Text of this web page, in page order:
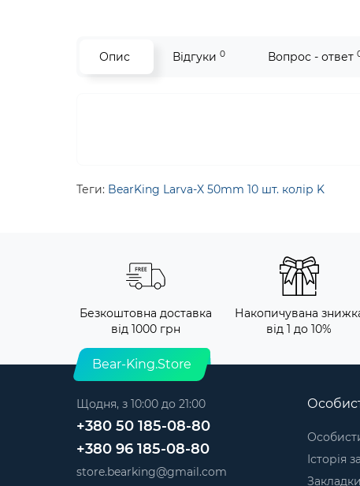
Опис Відгуки 0 Вопрос - ответ
Теги: BearKing Larva-X 50mm 10 шт. колір K
Безкоштовна доставка
від 1000 грн
Накопичувана
від 1 до 10%
Bear-King.Store
Щодня, з 10:00 до 21:00
+380 50 185-08-80
+380 96 185-08-80
store.bearking@gmail.com
Історія
Закладки